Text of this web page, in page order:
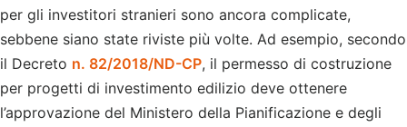
per gli investitori stranieri sono ancora complicate,
sebbene siano state riviste più volte. Ad esempio, secondo
il Decreto n. 82/2018/ND-CP, il permesso di costruzione
per progetti di investimento edilizio deve ottenere
l’approvazione del Ministero della Pianificazione e degli